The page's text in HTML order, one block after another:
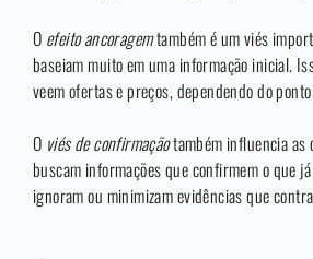
O efeito ancoragemtambém é um viés
baseiam muito em uma informação inicial.
veem ofertas e preços, dependendo do
O viés de confirmaçãotambém influencia as
buscam informações que confirmem o que
ignoram ou minimizam evidências que